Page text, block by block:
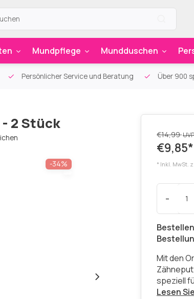
Mundpflege Mundduschen
Persönlicher Service und Beratung Über 900
2 Stück
-34%
€14,99UVP
€9,85*
* Inkl. MwSt.
-
Mit den
speziell
Lesen